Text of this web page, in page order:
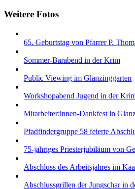
Weitere Fotos
65. Geburtstag von Pfarrer P.
Sommer-Barabend in der Krim
Public Viewing im Glanzinggarten
Workshopabend Jugend in der
Mitarbeiter:innen-Dankfest in
Pfadfindergruppe 58 feierte
75-jähriges Priesterjubiläum von
Abschluss des Arbeitsjahres im
Abschlussgrillen der Jungschar in